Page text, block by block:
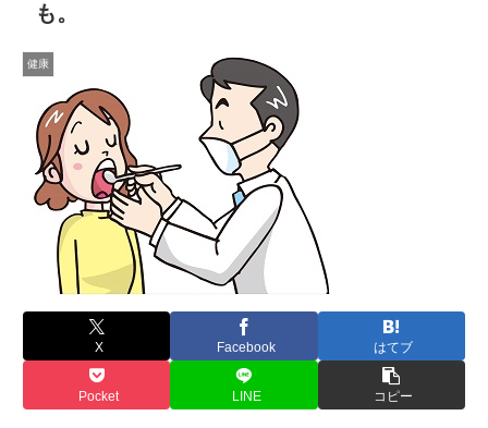
も。
健康
X Facebook はてブ
Pocket LINE コピー